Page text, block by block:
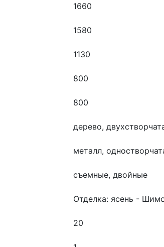
1660
1580
1130
800
800
дерево,
металл,
съемные, двойные
Отделка: ясень -
20